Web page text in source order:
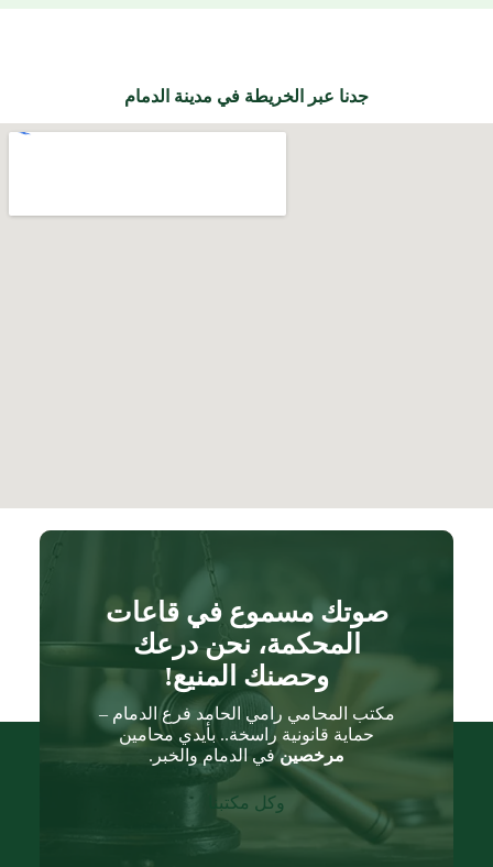
جدنا عبر الخريطة في مدينة الدمام
صوتك مسموع في قاعات
المحكمة، نحن درعك
وحصنك المنيع!
مكتب المحامي رامي الحامد فرع الدمام –
حماية قانونية راسخة.. بأيدي محامين
مرخصينفي الدمام والخبر.
وكل مكتبنا